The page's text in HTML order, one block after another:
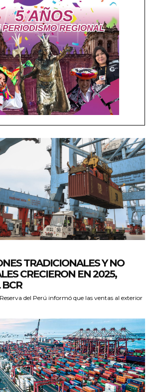
TRADICIONALES Y NO
CRECIERON EN 2025,
BCR
del Perú informó que las ventas al exterior